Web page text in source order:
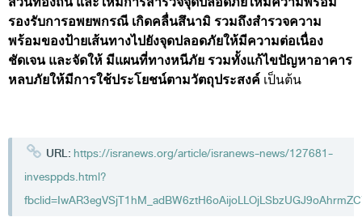
รองรับการอพยพกรณี เกิดคลื่นสึนามิ รวมถึงสำรวจความ
พร้อมของป้ายเส้นทางไปยังจุดปลอดภัยให้มีความต่อเนื่อง
ชัดเจน และจัดให้ มีแผนที่ทางหนีภัย รวมทั้งแก้ไขปัญหาอาคาร
หลบภัยให้มีการใช้ประโยชน์ตามวัตถุประสงค์ เป็นต้น
URL: https://isranews.org/article/isranews-news/127681-
invesppds.html?